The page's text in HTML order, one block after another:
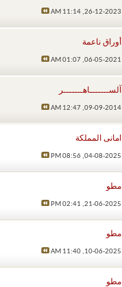
26-12-2023,
11:14 AM
أوراق ناعمة
06-05-2021,
01:07 AM
آلســـــــاهـــــــر
09-09-2014,
12:47 AM
امانى المملكة
04-08-2025,
08:56 PM
مطو
21-06-2025,
02:41 PM
مطو
10-06-2025,
11:40 AM
مطو